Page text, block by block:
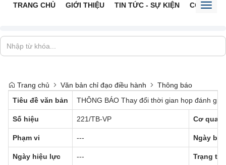
TRANG CHỦ GIỚI THIỆU TIN TỨC - SỰ KIỆN CỔNG
Trang chủ Văn bản chỉ đạo điều hành
Thông báo
Tiêu đề văn bản
THÔNG BÁO Thay đổi thời gian họp đánh
Số hiệu 221/TB-VP Cơ quan
Phạm vi --- Ngày
Ngày hiệu lực --- Trạng